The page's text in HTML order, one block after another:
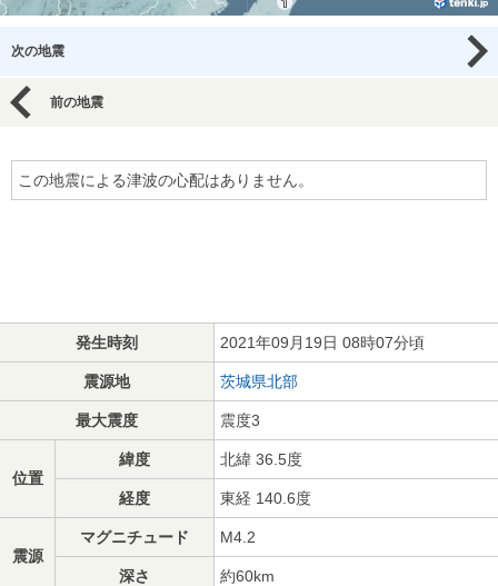
次の地震
前の地震
この地震による津波の心配はありません。
発生時刻 2021年09月19日 08時07分頃
震源地 茨城県北部
最大震度 震度3
位置
緯度 北緯 36.5度
経度 東経 140.6度
震源
マグニチュード M4.2
深さ 約60km